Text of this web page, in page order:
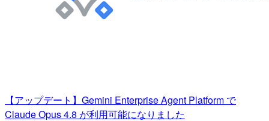
【アップデート】Gemini Enterprise Agent Platform で
Claude Opus 4.8 が利用可能になりました